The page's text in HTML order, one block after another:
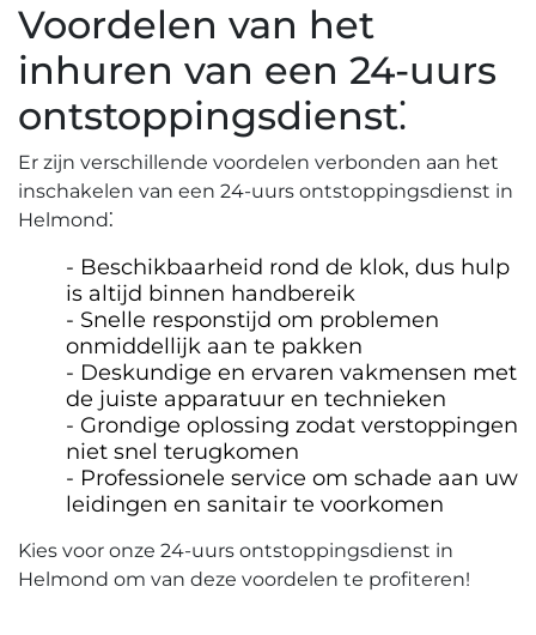
Voordelen van het
inhuren van een 24-uurs
ontstoppingsdienst⁚
Er zijn verschillende voordelen verbonden aan het
inschakelen van een 24-uurs ontstoppingsdienst in
Helmond⁚
Beschikbaarheid rond de klok, dus hulp
is altijd binnen handbereik
Snelle responstijd om problemen
onmiddellijk aan te pakken
Deskundige en ervaren vakmensen met
de juiste apparatuur en technieken
Grondige oplossing zodat verstoppingen
niet snel terugkomen
Professionele service om schade aan uw
leidingen en sanitair te voorkomen
Kies voor onze 24-uurs ontstoppingsdienst in
Helmond om van deze voordelen te profiteren!​